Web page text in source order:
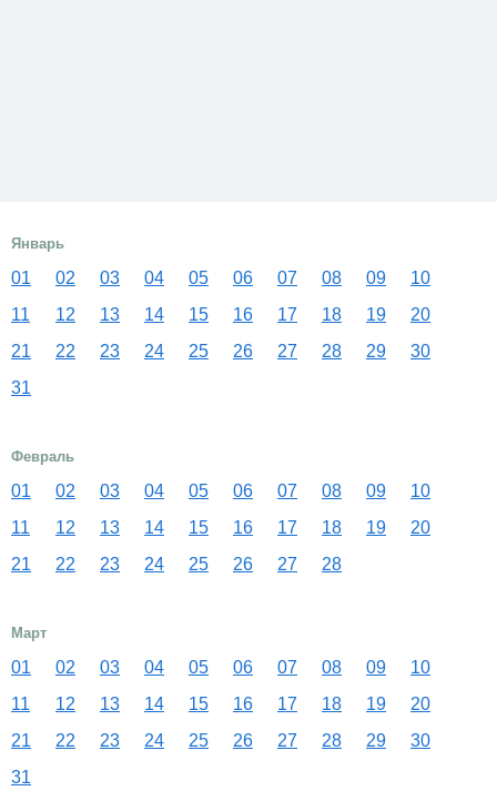
Январь
01 02 03 04 05 06 07 08 09
10
11
12 13 14 15 16 17 18 19
20
21
22 23 24 25 26 27 28 29
30
31
Февраль
01 02 03 04 05 06 07 08 09
10
11
12 13 14 15 16 17 18 19
20
21
22 23 24 25 26 27 28
Март
01 02 03 04 05 06 07 08 09
10
11
12 13 14 15 16 17 18 19
20
21
22 23 24 25 26 27 28 29
30
31